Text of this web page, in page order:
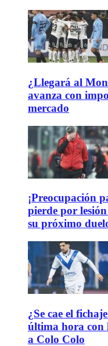
¿Llegará al
avanza con
mercado
¡Preocupación
pierde por
su próximo
¿Se cae el
última hora con
a Colo Colo